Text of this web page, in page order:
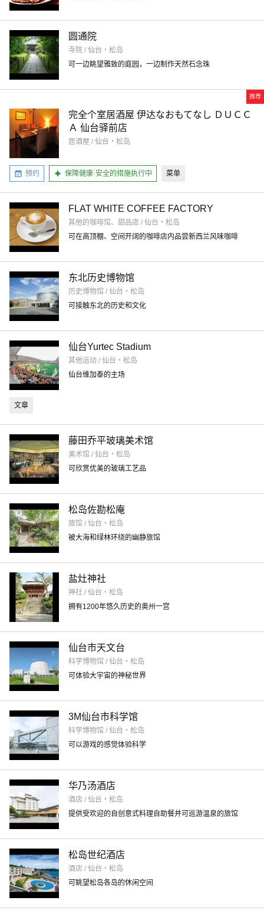
圆通院
寺院 / 仙台・松岛
可一边眺望雅致的庭园，一边制作天然石念珠
推荐
完全个室居酒屋 伊达なおもてなし ＤＵＣＣ
Ａ 仙台驿前店
居酒屋 / 仙台・松岛
预约 保障健康·安全的措施执行中 菜单
FLAT WHITE COFFEE FACTORY
其他的咖啡馆、甜品店 / 仙台・松岛
可在高顶棚、空间开阔的咖啡店内品尝新西兰风味咖啡
东北历史博物馆
历史博物馆 / 仙台・松岛
可接触东北的历史和文化
仙台Yurtec Stadium
其他运动 / 仙台・松岛
仙台维加泰的主场
文章
藤田乔平玻璃美术馆
美术馆 / 仙台・松岛
可欣赏优美的玻璃工艺品
松岛佐勘松庵
旅馆 / 仙台・松岛
被大海和绿林环绕的幽静旅馆
盐灶神社
神社 / 仙台・松岛
拥有1200年悠久历史的奥州一宫
仙台市天文台
科学博物馆 / 仙台・松岛
可体验大宇宙的神秘世界
3M仙台市科学馆
科学博物馆 / 仙台・松岛
可以游戏的感觉体验科学
华乃汤酒店
酒店 / 仙台・松岛
提供受欢迎的自创意式料理自助餐并可巡游温泉的旅馆
松岛世纪酒店
酒店 / 仙台・松岛
可眺望松岛各岛的休闲空间